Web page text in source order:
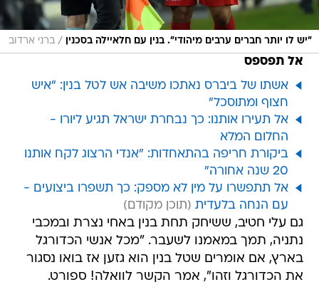
"יש לו יותר חברים ערבים מיהודי". בנין עם חלאיילה בסכנין / ברני ארדוב
אל תפספס
אשתו של ביברס נאתכו משיבה אש לטל בנין: "איש
חצוף ומתוסכל"
אל תעירו אותנו: כך נבחרת ישראל תגיע ליורו -
החלום המלא
ביקורת חריפה בהתאחדות: "אנדי הרצוג לקח אותנו
20 שנה אחורה"
אל תתפשרו על מין לא מספק: כך תשפרו ביצועים -
עם הנחה בלעדית
גם עלי חטיב, ששיחק תחת בנין באחי נצרת ובמכבי
נתניה, תמך במאמנו לשעבר. "מכל אנשי הכדורגל
בארץ, אם אומרים שטל בנין הוא גזען אז בואו נסגור
את הכדורגל וזהו", אמר הקשר לוואלה! ספורט.